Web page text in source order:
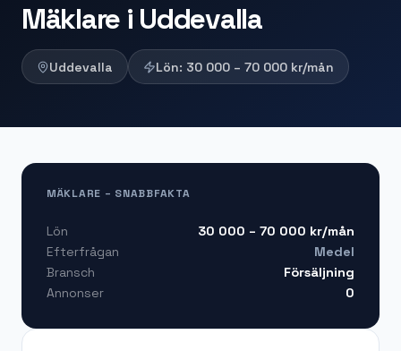
Mäklare i Uddevalla
Uddevalla Lön: 30 000 – 70 000 kr/mån
MÄKLARE – SNABBFAKTA
Lön 30 000 – 70 000 kr/mån
Efterfrågan
Medel
Bransch
Försäljning
Annonser
0